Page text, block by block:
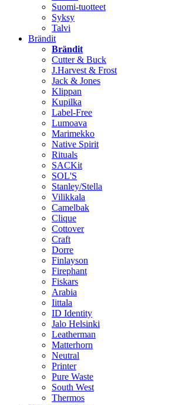
Suomi-tuotteet
Syksy
Talvi
Brändit
Brändit
Cutter & Buck
J.Harvest & Frost
Jack & Jones
Klippan
Kupilka
Label-Free
Lumoava
Marimekko
Native Spirit
Rituals
SACKit
SOL'S
Stanley/Stella
Vilikkala
Camelbak
Clique
Cottover
Craft
Dorre
Finlayson
Firephant
Fiskars
Arabia
Iittala
ID Identity
Jalo Helsinki
Leatherman
Matterhorn
Neutral
Printer
Pure Waste
South West
Thermos